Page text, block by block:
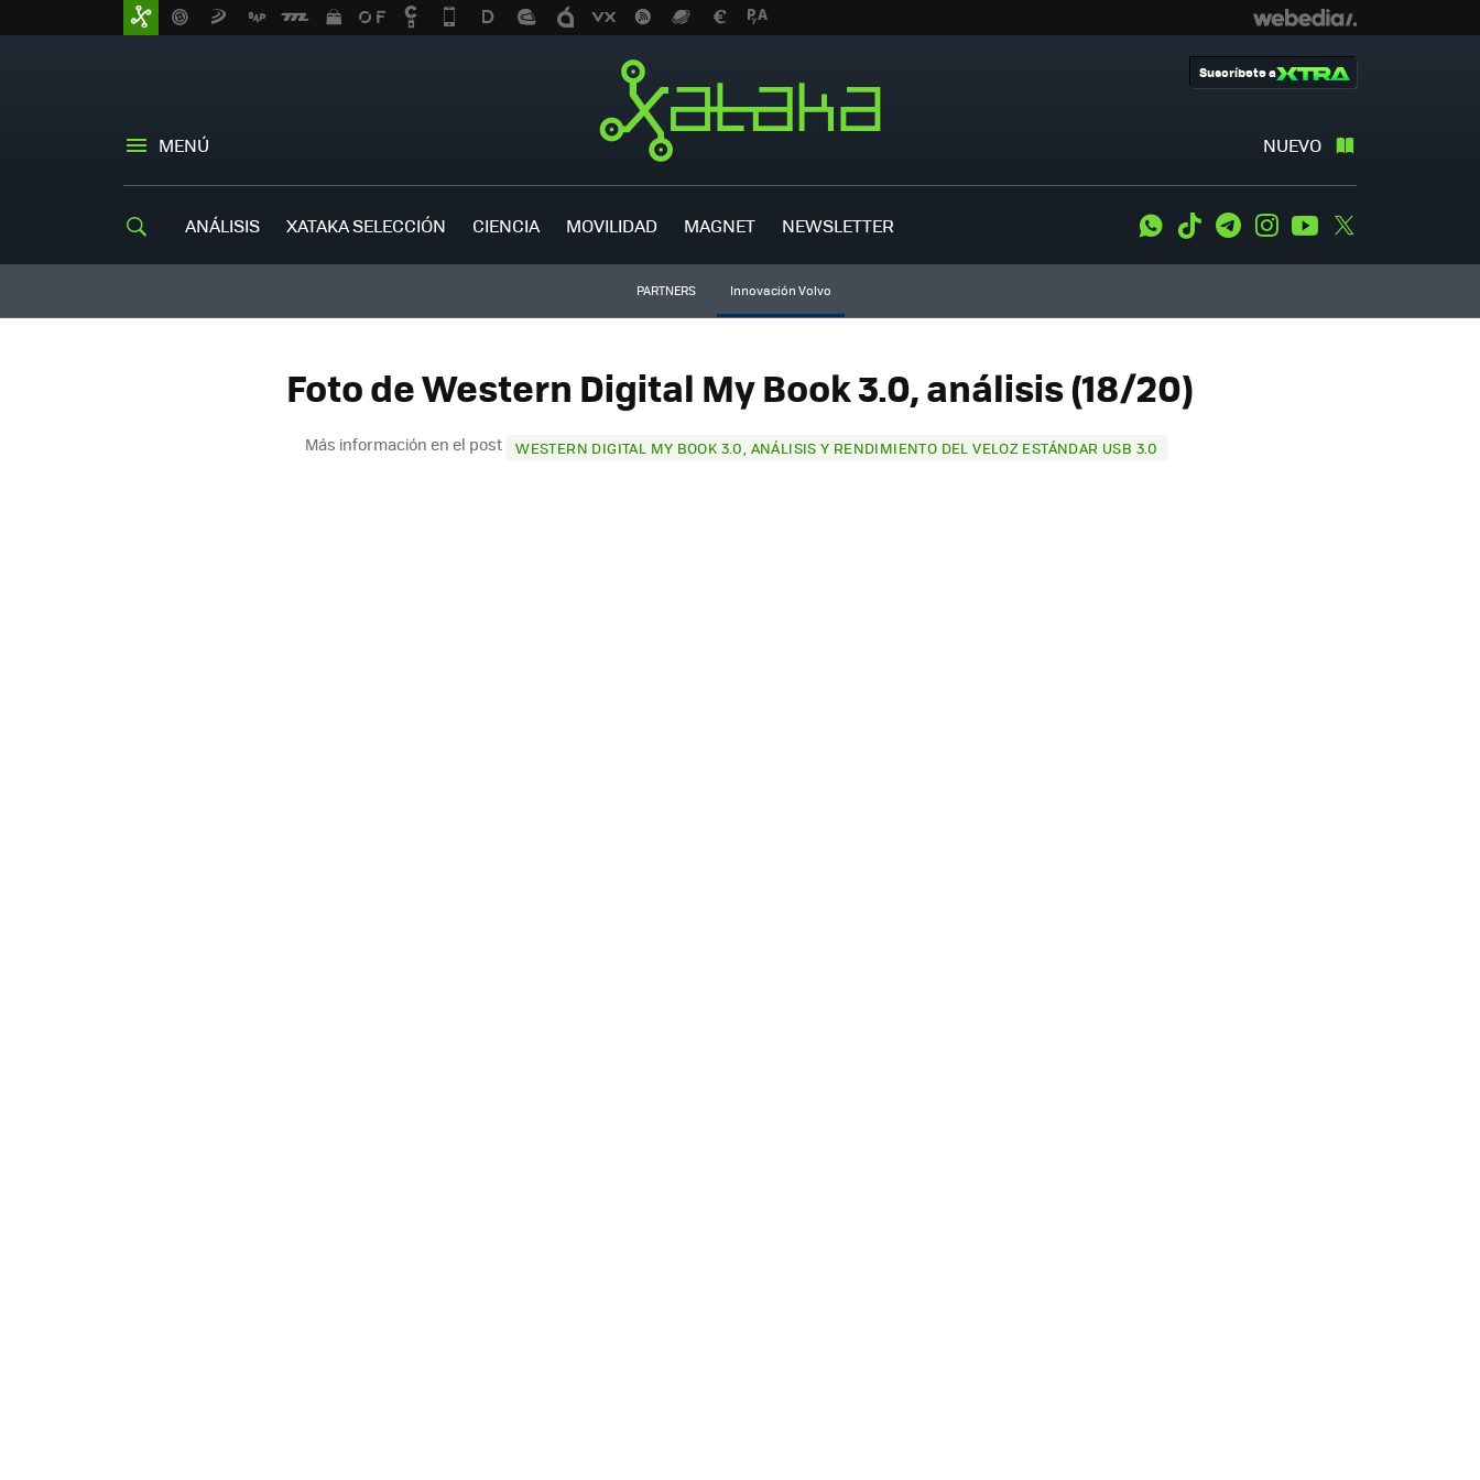
MENÚ NUEVO
Suscríbete a
ANÁLISIS XATAKA SELECCIÓN CIENCIA MOVILIDAD MAGNET NEWSLETTER WhatsApp
Tiktok TelegramInstagramYoutube
PARTNERS Innovación Volvo
Foto de Western Digital My Book 3.0, análisis (18/20)
Más información en el post WESTERN DIGITAL MY BOOK 3.0, ANÁLISIS Y RENDIMIENTO DEL VELOZ ESTÁNDAR USB 3.0